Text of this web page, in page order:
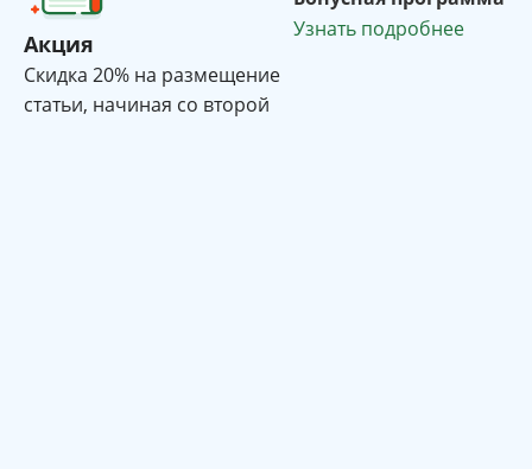
Акция
Cкидка 20% на размещение
статьи, начиная со второй
Узнать подробнее